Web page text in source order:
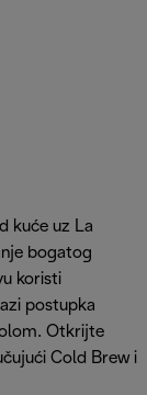
kuće uz La
bogatog
koristi
postupka
Otkrijte
Cold Brew i